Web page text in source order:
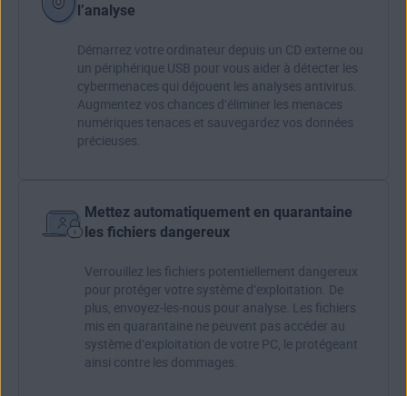
l’analyse
Démarrez votre ordinateur depuis un CD externe ou
un périphérique USB pour vous aider à détecter les
cybermenaces qui déjouent les analyses antivirus.
Augmentez vos chances d’éliminer les menaces
numériques tenaces et sauvegardez vos données
précieuses.
Mettez automatiquement en quarantaine
les fichiers dangereux
Verrouillez les fichiers potentiellement dangereux
pour protéger votre système d’exploitation. De
plus, envoyez-les-nous pour analyse. Les fichiers
mis en quarantaine ne peuvent pas accéder au
système d’exploitation de votre PC, le protégeant
ainsi contre les dommages.